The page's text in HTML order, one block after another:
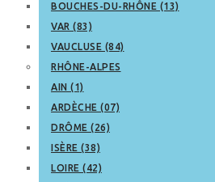
BOUCHES-DU-RHÔNE (13)
VAR (83)
VAUCLUSE (84)
RHÔNE-ALPES
AIN (1)
ARDÈCHE (07)
DRÔME (26)
ISÈRE (38)
LOIRE (42)